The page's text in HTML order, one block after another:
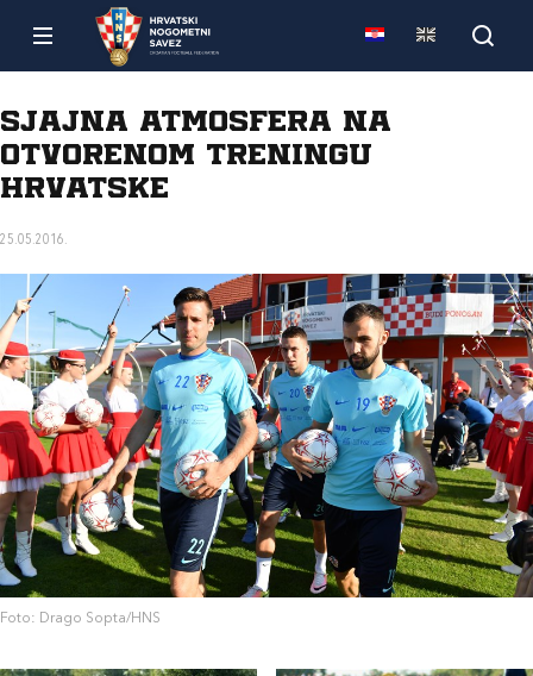
Sjajna atmosfera na
otvorenom treningu
Hrvatske
25.05.2016.
Foto: Drago Sopta/HNS